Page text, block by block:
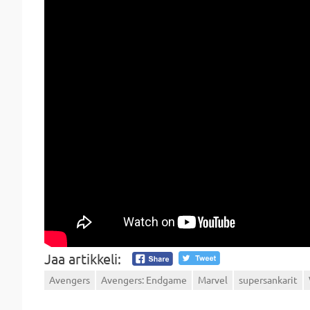
Jaa artikkeli:
Avengers Avengers: Endgame Marvel supersankarit